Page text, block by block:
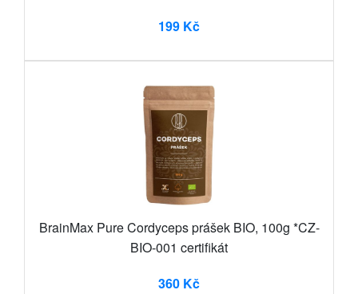
199 Kč
BrainMax Pure Cordyceps prášek BIO, 100g *CZ-
BIO-001 certifikát
360 Kč